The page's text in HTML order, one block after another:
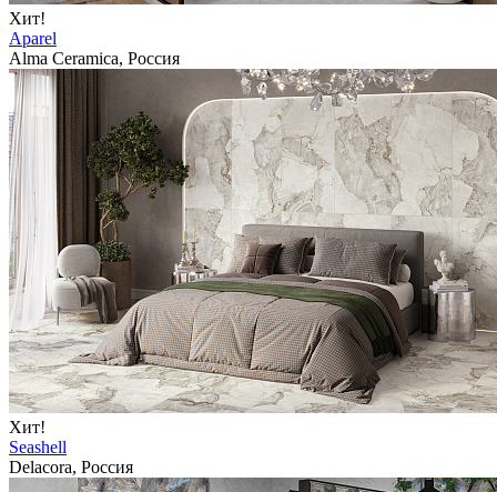
Хит!
Aparel
Alma Ceramica, Россия
Хит!
Seashell
Delacora, Россия